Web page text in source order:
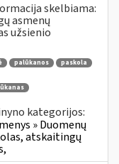
skelbiama:
asmenų
užsienio
palūkanos
paskola
kategorijos:
» Duomenų
atskaitingų